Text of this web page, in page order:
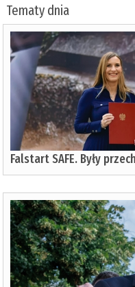
Tematy dnia
Falstart SAFE. Były